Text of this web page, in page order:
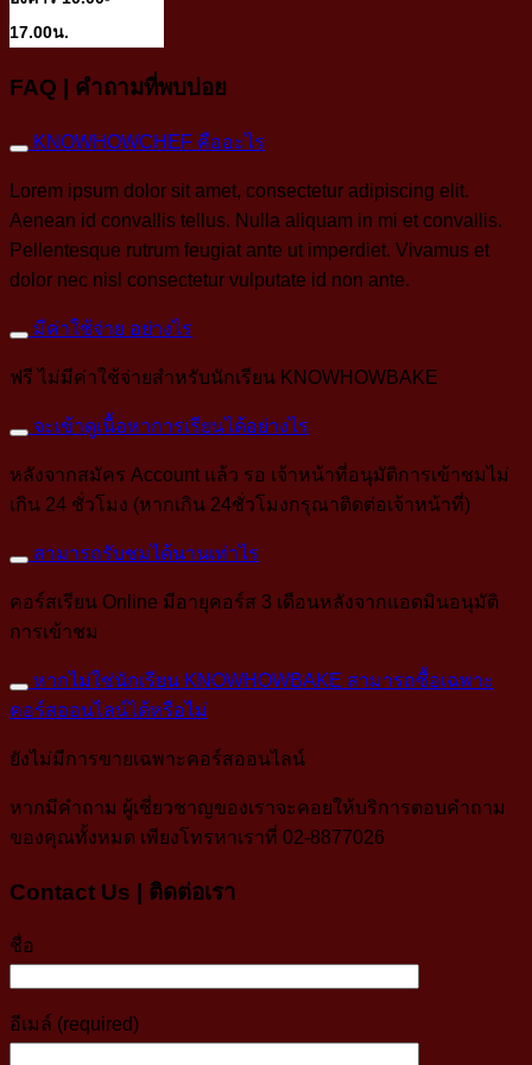
17.00น.
FAQ | คำถามที่พบบ่อย
KNOWHOWCHEF คืออะไร
Lorem ipsum dolor sit amet, consectetur adipiscing elit.
Aenean id convallis tellus. Nulla aliquam in mi et convallis.
Pellentesque rutrum feugiat ante ut imperdiet. Vivamus et
dolor nec nisl consectetur vulputate id non ante.
มีค่าใช้จ่าย อย่างไร
ฟรี ไม่มีค่าใช้จ่ายสำหรับนักเรียน KNOWHOWBAKE
จะเข้าดูเนื้อหาการเรียนได้อย่างไร
หลังจากสมัคร Account แล้ว รอ เจ้าหน้าที่อนุมัติการเข้าชมไม่
เกิน 24 ชั่วโมง (หากเกิน 24ชั่วโมงกรุณาติดต่อเจ้าหน้าที่)
สามารถรับชมได้นานเท่าไร
คอร์สเรียน Online มีอายุคอร์ส 3 เดือนหลังจากแอดมินอนุมัติ
การเข้าชม
หากไม่ใช่นักเรียน KNOWHOWBAKE สามารถซื้อเฉพาะ
คอร์สออนไลน์ได้หรือไม่
ยังไม่มีการขายเฉพาะคอร์สออนไลน์
หากมีคำถาม ผู้เชี่ยวชาญของเราจะคอยให้บริการตอบคำถาม
ของคุณทั้งหมด เพียงโทรหาเราที่ 02-8877026
Contact Us | ติดต่อเรา
ชื่อ
อีเมล์ (required)